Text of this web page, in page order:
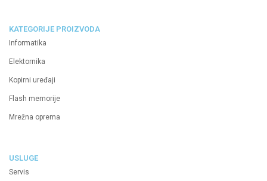
KATEGORIJE PROIZVODA
Informatika
Elektornika
Kopirni uređaji
Flash memorije
Mrežna oprema
USLUGE
Servis